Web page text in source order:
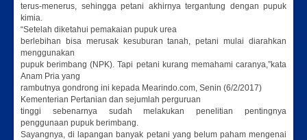
terus-menerus, sehingga petani akhirnya tergantung dengan pupuk
kimia.
“Setelah diketahui pemakaian pupuk urea
berlebihan bisa merusak kesuburan tanah, petani mulai diarahkan
menggunakan
pupuk berimbang (NPK). Tapi petani kurang memahami caranya,”kata
Anam Pria yang
rambutnya gondrong ini kepada Mearindo.com, Senin (6/2/2017)
Kementerian Pertanian dan sejumlah perguruan
tinggi sebenarnya sudah melakukan penelitian pentingnya
penggunaan pupuk berimbang.
Sayangnya, di lapangan banyak petani yang belum paham mengenai